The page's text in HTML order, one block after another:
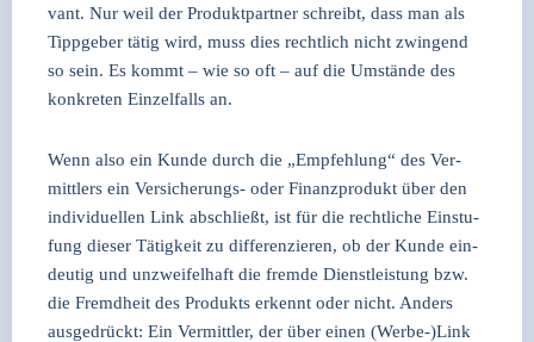
vant. Nur weil der Pro­dukt­part­ner schreibt, dass man als
Tipp­ge­ber tätig wird, muss dies recht­lich nicht zwin­gend
so sein. Es kommt – wie so oft – auf die Umstän­de des
kon­kre­ten Ein­zel­falls an.
Wenn also ein Kun­de durch die „Emp­feh­lung“ des Ver­
mitt­lers ein Ver­si­che­rungs- oder Finanz­pro­dukt über den
indi­vi­du­el­len Link abschließt, ist für die recht­li­che Ein­stu­
fung die­ser Tätig­keit zu dif­fe­ren­zie­ren, ob der Kun­de ein­
deu­tig und unzwei­fel­haft die frem­de Dienst­leis­tung bzw.
die Fremd­heit des Pro­dukts erkennt oder nicht. Anders
aus­ge­drückt: Ein Ver­mitt­ler, der über einen (Werbe-)Link